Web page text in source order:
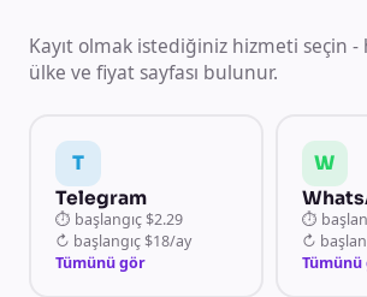
Kayıt olmak istediğiniz hizmeti seçin
ülke ve fiyat sayfası bulunur.
T
Telegram
⏱ başlangıç $2.29
↻ başlangıç $18/ay
Tümünü gör
W
⏱
↻
Tümünü